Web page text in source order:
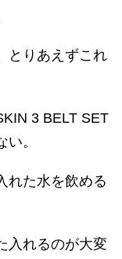
とりあえずこれ
3 BELT SET
。
れた水を飲める
入れるのが大変